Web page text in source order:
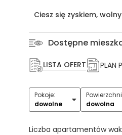
Ciesz się zyskiem,
Dostępne
LISTA OFERT PLAN
Pokoje:
dowolne
1 2 4 5+
dowolna
Liczba apartamentów